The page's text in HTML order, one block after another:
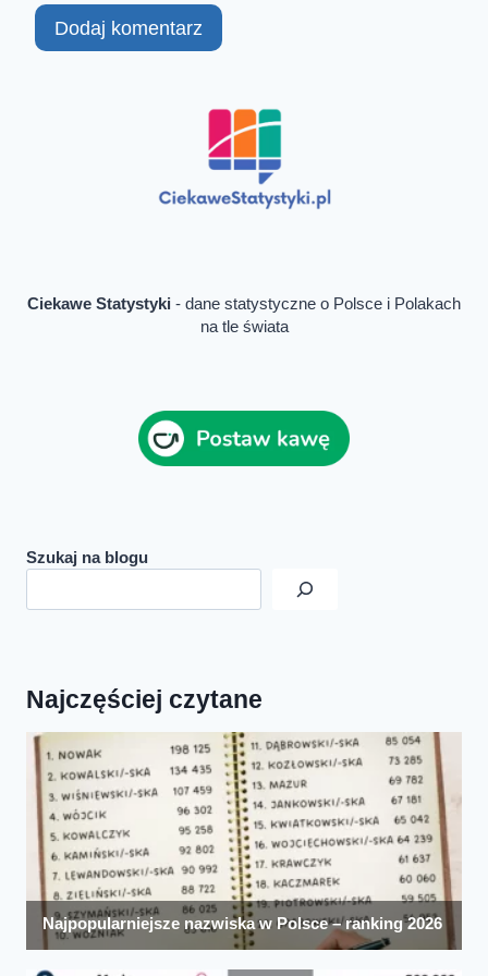
Ciekawe Statystyki - dane statystyczne o Polsce i Polakach
na tle świata
Szukaj na blogu
Najczęściej czytane